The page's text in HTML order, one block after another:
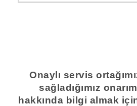
Onaylı servis
sağladığımız
hakkında bilgi almak